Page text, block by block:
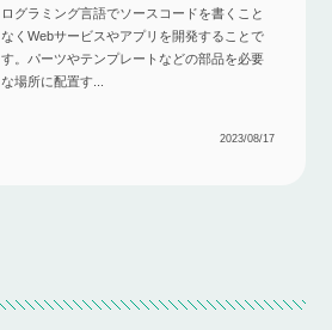
ログラミング言語でソースコードを書くこと
なくWebサービスやアプリを開発することで
す。パーツやテンプレートなどの部品を必要
な場所に配置す...
2023/08/17